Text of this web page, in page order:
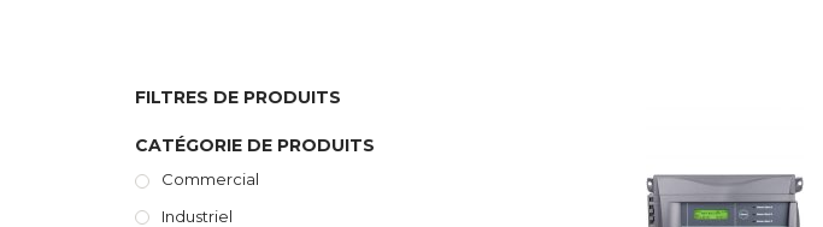
FILTRES DE PRODUITS
CATÉGORIE DE PRODUITS
Commercial
Industriel